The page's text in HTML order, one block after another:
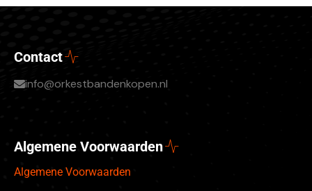
Contact
info@orkestbandenkopen.nl
Algemene Voorwaarden
Algemene Voorwaarden